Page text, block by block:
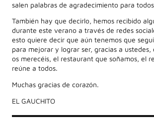
salen palabras de agradecimiento para
También hay que decirlo, hemos recibido
durante este verano a través de redes
esto quiere decir que aún tenemos que
para mejorar y lograr ser, gracias a ustedes,
os merecéis, el restaurant que soñamos, el
reúne a todos.
Muchas gracias de corazón.
EL GAUCHITO